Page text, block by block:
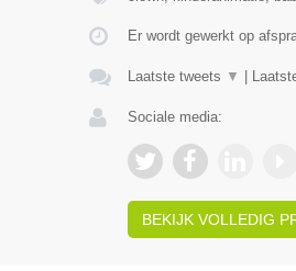
Er wordt gewerkt op
Laatste tweets ▼
Sociale media:
BEKIJK VOLLEDIG